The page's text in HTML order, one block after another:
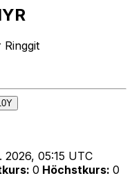
Ringgit
2026, 05:15 UTC
: 0 Höchstkurs: 0